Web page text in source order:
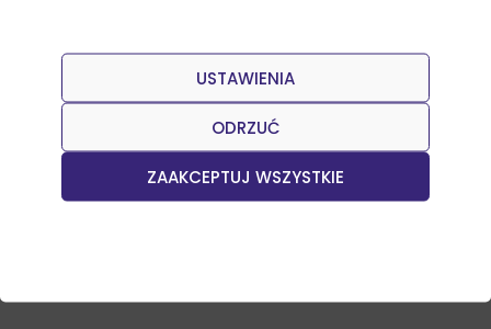
ZAAKCEPTUJ WSZYSTKIE
ODRZUĆ
USTAWIENIA
Dołącz do naszego Newslettera
Otrzymuj informacje o nowościach w sklepie oraz